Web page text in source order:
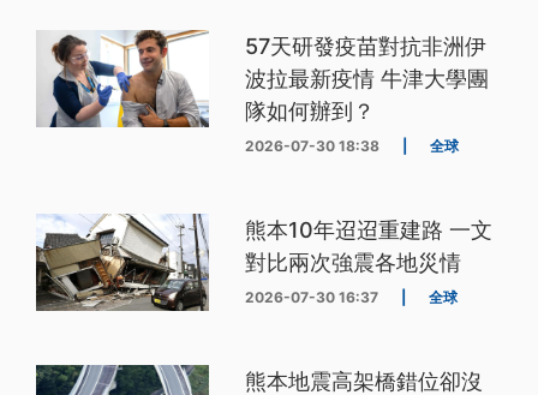
57天研發疫苗對抗非洲伊
波拉最新疫情 牛津大學團
隊如何辦到？
2026-07-30 18:38 全球
熊本10年迢迢重建路 一文
對比兩次強震各地災情
2026-07-30 16:37 全球
熊本地震高架橋錯位卻沒